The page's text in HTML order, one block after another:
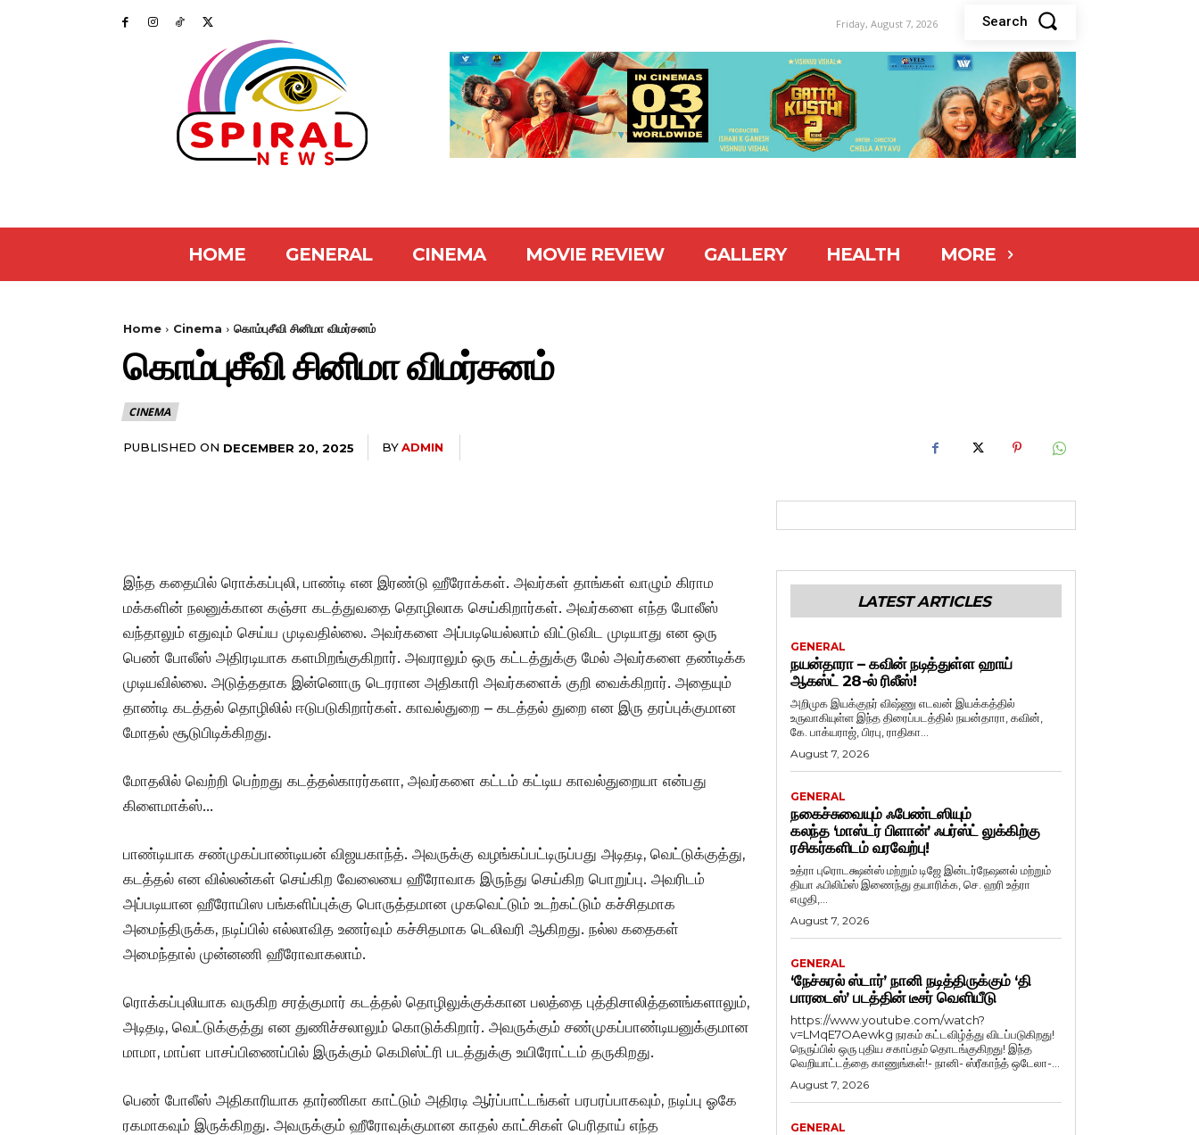
Friday, August 7, 2026 Search
HOME GENERAL CINEMA MOVIE REVIEW GALLERY HEALTH MORE
Home Cinema கொம்புசீவி சினிமா விமர்சனம்
கொம்புசீவி சினிமா விமர்சனம்
CINEMA
PUBLISHED ON DECEMBER 20, 2025 BYADMIN
இந்த கதையில் ரொக்கப்புலி, பாண்டி என இரண்டு ஹீரோக்கள். அவர்கள் தாங்கள் வாழும் கிராம
மக்களின் நலனுக்கான கஞ்சா கடத்துவதை தொழிலாக செய்கிறார்கள். அவர்களை எந்த போலீஸ்
வந்தாலும் எதுவும் செய்ய முடிவதில்லை. அவர்களை அப்படியெல்லாம் விட்டுவிட முடியாது என ஒரு
பெண் போலீஸ் அதிரடியாக களமிறங்குகிறார். அவராலும் ஒரு கட்டத்துக்கு மேல் அவர்களை தண்டிக்க
முடியவில்லை. அடுத்ததாக இன்னொரு டெரரான அதிகாரி அவர்களைக் குறி வைக்கிறார். அதையும்
தாண்டி கடத்தல் தொழிலில் ஈடுபடுகிறார்கள். காவல்துறை – கடத்தல் துறை என இரு தரப்புக்குமான
மோதல் சூடுபிடிக்கிறது.
மோதலில் வெற்றி பெற்றது கடத்தல்காரர்களா, அவர்களை கட்டம் கட்டிய காவல்துறையா என்பது
கிளைமாக்ஸ்…
பாண்டியாக சண்முகப்பாண்டியன் விஜயகாந்த். அவருக்கு வழங்கப்பட்டிருப்பது அடிதடி, வெட்டுக்குத்து,
கடத்தல் என வில்லன்கள் செய்கிற வேலையை ஹீரோவாக இருந்து செய்கிற பொறுப்பு. அவரிடம்
அப்படியான ஹீரோயிஸ பங்களிப்புக்கு பொருத்தமான முகவெட்டும் உடற்கட்டும் கச்சிதமாக
அமைந்திருக்க, நடிப்பில் எல்லாவித உணர்வும் கச்சிதமாக டெலிவரி ஆகிறது. நல்ல கதைகள்
அமைந்தால் முன்னணி ஹீரோவாகலாம்.
ரொக்கப்புலியாக வருகிற சரத்குமார் கடத்தல் தொழிலுக்குக்கான பலத்தை புத்திசாலித்தனங்களாலும்,
அடிதடி, வெட்டுக்குத்து என துணிச்சலாலும் கொடுக்கிறார். அவருக்கும் சண்முகப்பாண்டியனுக்குமான
மாமா, மாப்ள பாசப்பிணைப்பில் இருக்கும் கெமிஸ்ட்ரி படத்துக்கு உயிரோட்டம் தருகிறது.
பெண் போலீஸ் அதிகாரியாக தார்ணிகா காட்டும் அதிரடி ஆர்ப்பாட்டங்கள் பரபரப்பாகவும், நடிப்பு ஓகே
ரகமாகவும் இருக்கிறது. அவருக்கும் ஹீரோவுக்குமான காதல் காட்சிகள் பெரிதாய் எந்த
LATEST ARTICLES
GENERAL
நயன்தாரா – கவின் நடித்துள்ள ஹாய்
ஆகஸ்ட் 28-ல் ரிலீஸ்!
அறிமுக இயக்குநர் விஷ்ணு எடவன் இயக்கத்தில்
உருவாகியுள்ள இந்த திரைப்படத்தில் நயன்தாரா, கவின்,
கே. பாக்யராஜ், பிரபு, ராதிகா...
August 7, 2026
GENERAL
நகைச்சுவையும் ஃபேண்டஸியும்
கலந்த ‘மாஸ்டர் பிளான்’ ஃபர்ஸ்ட் லுக்கிற்கு
ரசிகர்களிடம் வரவேற்பு!
உத்ரா புரொடக்ஷன்ஸ் மற்றும் டிஜே இன்டர்நேஷனல் மற்றும்
தியா ஃபிலிம்ஸ் இணைந்து தயாரிக்க, செ. ஹரி உத்ரா
எழுதி,...
August 7, 2026
GENERAL
‘நேச்சுரல் ஸ்டார்’ நானி நடித்திருக்கும் ‘தி
பாரடைஸ்’ படத்தின் டீசர் வெளியீடு
https://www.youtube.com/watch?
v=LMqE7OAewkg நரகம் கட்டவிழ்த்து விடப்படுகிறது!
நெருப்பில் ஒரு புதிய சகாப்தம் தொடங்குகிறது! இந்த
வெறியாட்டத்தை காணுங்கள்!- நானி- ஸ்ரீகாந்த் ஒடேலா-...
August 7, 2026
GENERAL